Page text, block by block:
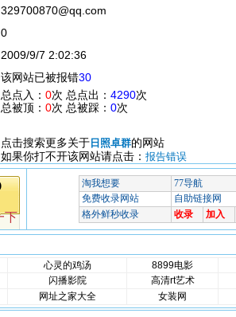
329700870@qq.com
0
2009/9/7 2:02:36
该网站已被报错30
总点入： 0次 总点出： 4290次
总被顶： 0次 总被踩： 0次
点击搜索更多关于 日照卓群的网站
如果你打不开该网站请点击： 报告错误
心灵的鸡汤 8899电影
闪播影院 高清rt艺术
网址之家大全 女装网